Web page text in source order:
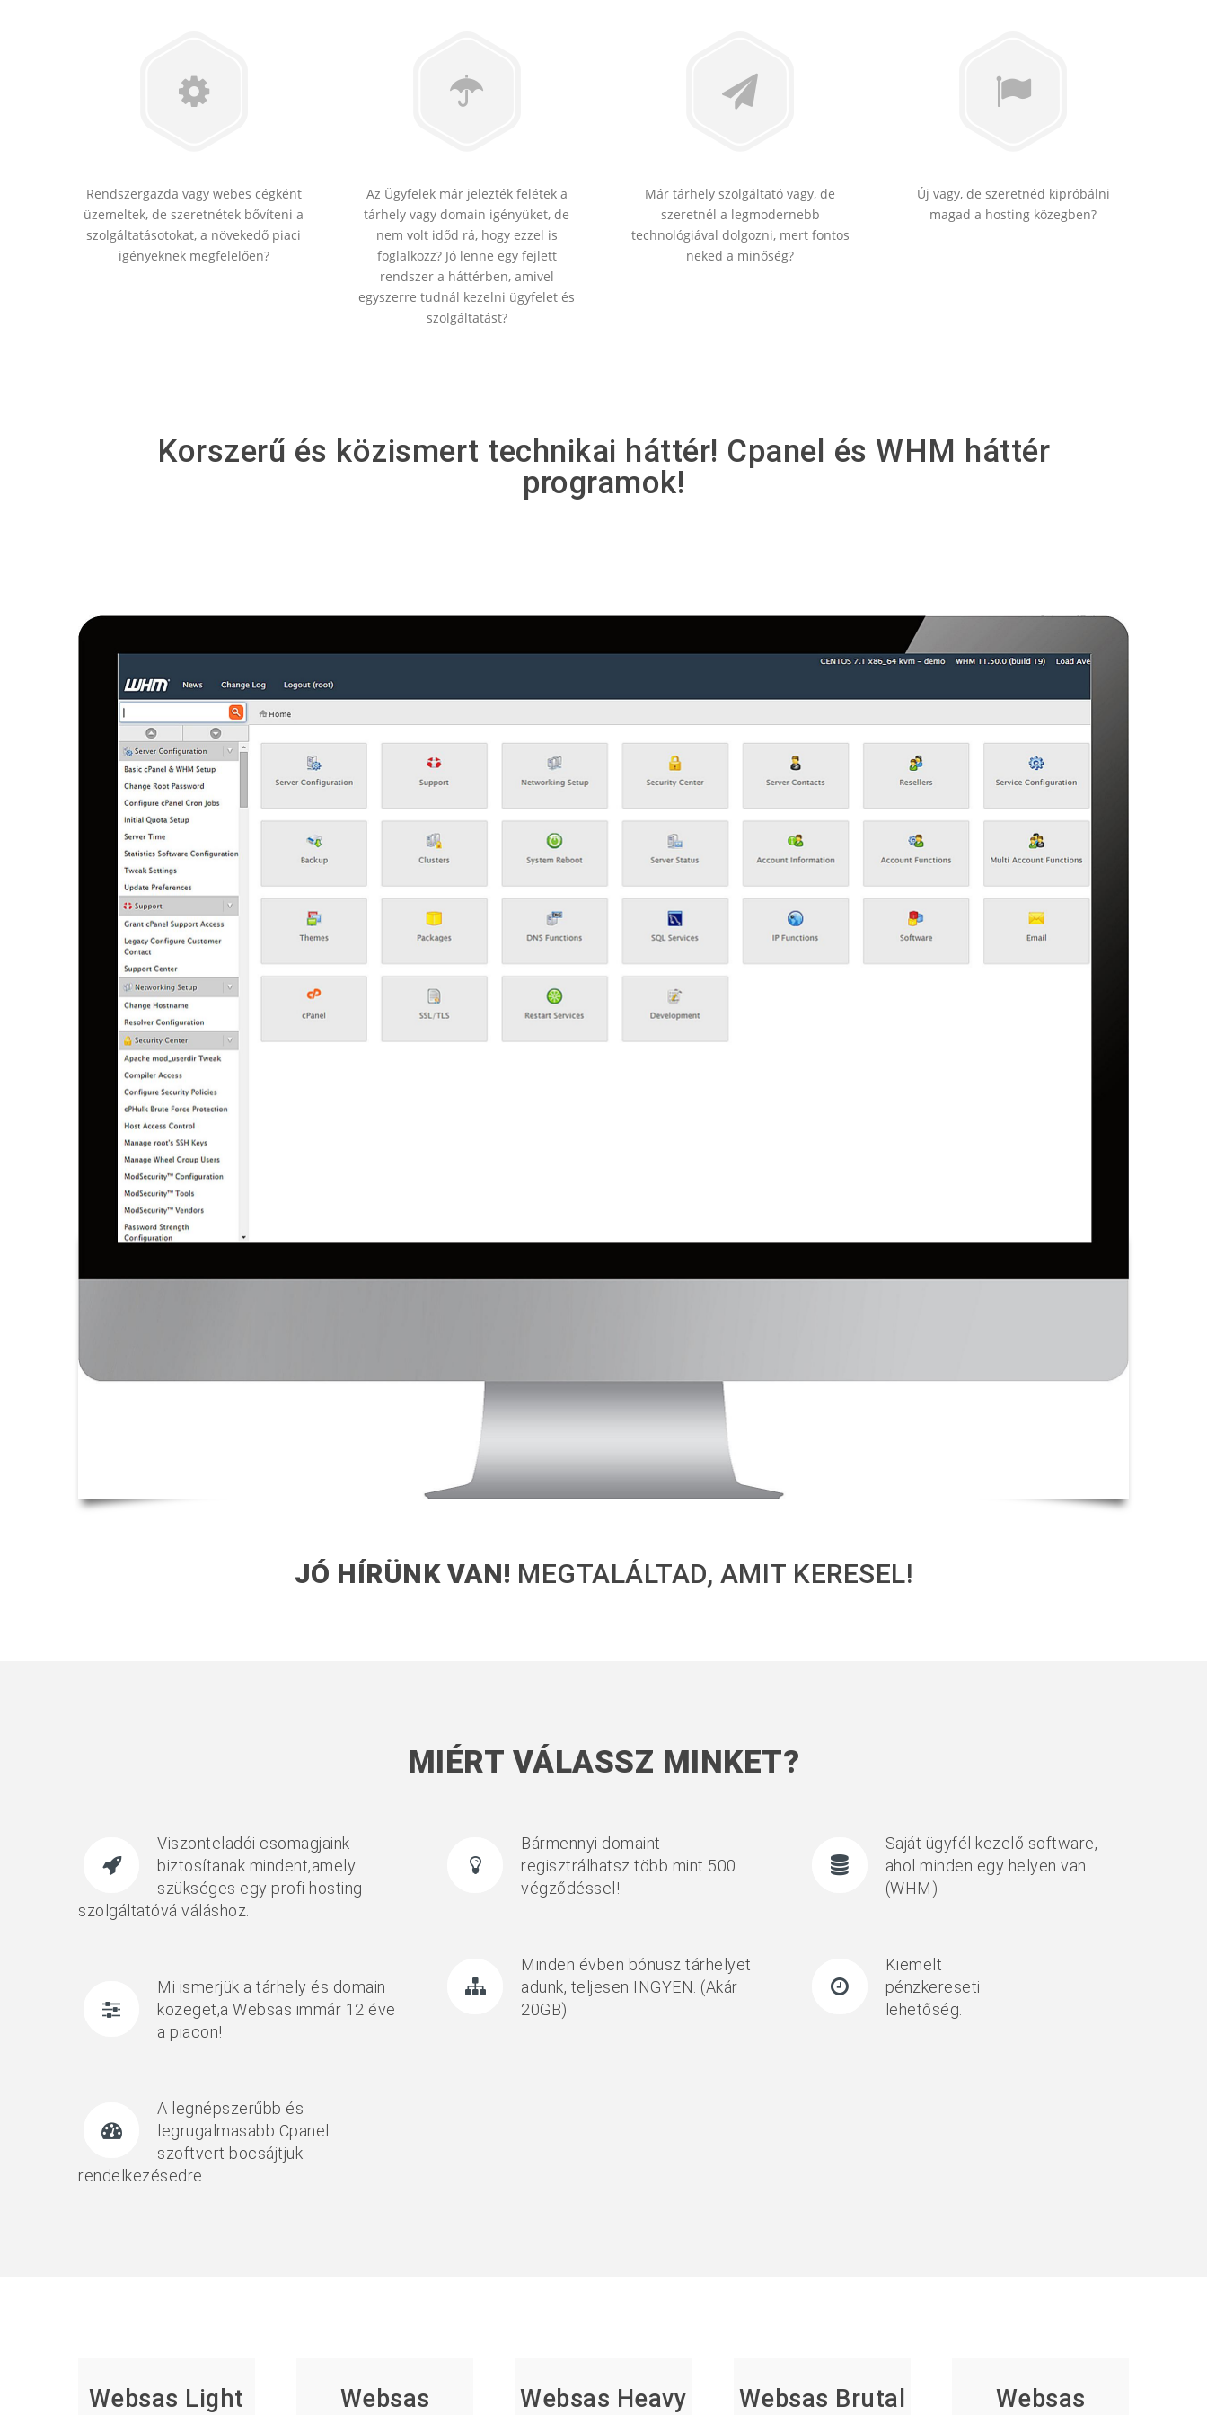
Rendszergazda vagy webes cégként
üzemeltek, de szeretnétek bővíteni a
szolgáltatásotokat, a növekedő piaci
igényeknek megfelelően?
Az Ügyfelek már jelezték felétek a
tárhely vagy domain igényüket, de
nem volt időd rá, hogy ezzel is
foglalkozz? Jó lenne egy fejlett
rendszer a háttérben, amivel
egyszerre tudnál kezelni ügyfelet és
szolgáltatást?
Már tárhely szolgáltató vagy, de
szeretnél a legmodernebb
technológiával dolgozni, mert fontos
neked a minőség?
Új vagy, de szeretnéd kipróbálni
magad a hosting közegben?
Korszerű és közismert technikai háttér! Cpanel és WHM háttér
programok!
JÓ HÍRÜNK VAN! MEGTALÁLTAD, AMIT KERESEL!
MIÉRT VÁLASSZ MINKET?
Viszonteladói csomagjaink
biztosítanak mindent,amely
szükséges egy profi hosting
szolgáltatóvá váláshoz.
Mi ismerjük a tárhely és domain
közeget,a Websas immár 12 éve
a piacon!
A legnépszerűbb és
legrugalmasabb Cpanel
szoftvert bocsájtjuk
rendelkezésedre.
Bármennyi domaint
regisztrálhatsz több mint 500
végződéssel!
Minden évben bónusz tárhelyet
adunk, teljesen INGYEN. (Akár
20GB)
Saját ügyfél kezelő software,
ahol minden egy helyen van.
(WHM)
Kiemelt
pénzkereseti
lehetőség.
Websas Light
Websas
Websas Heavy
Websas Brutal
Websas